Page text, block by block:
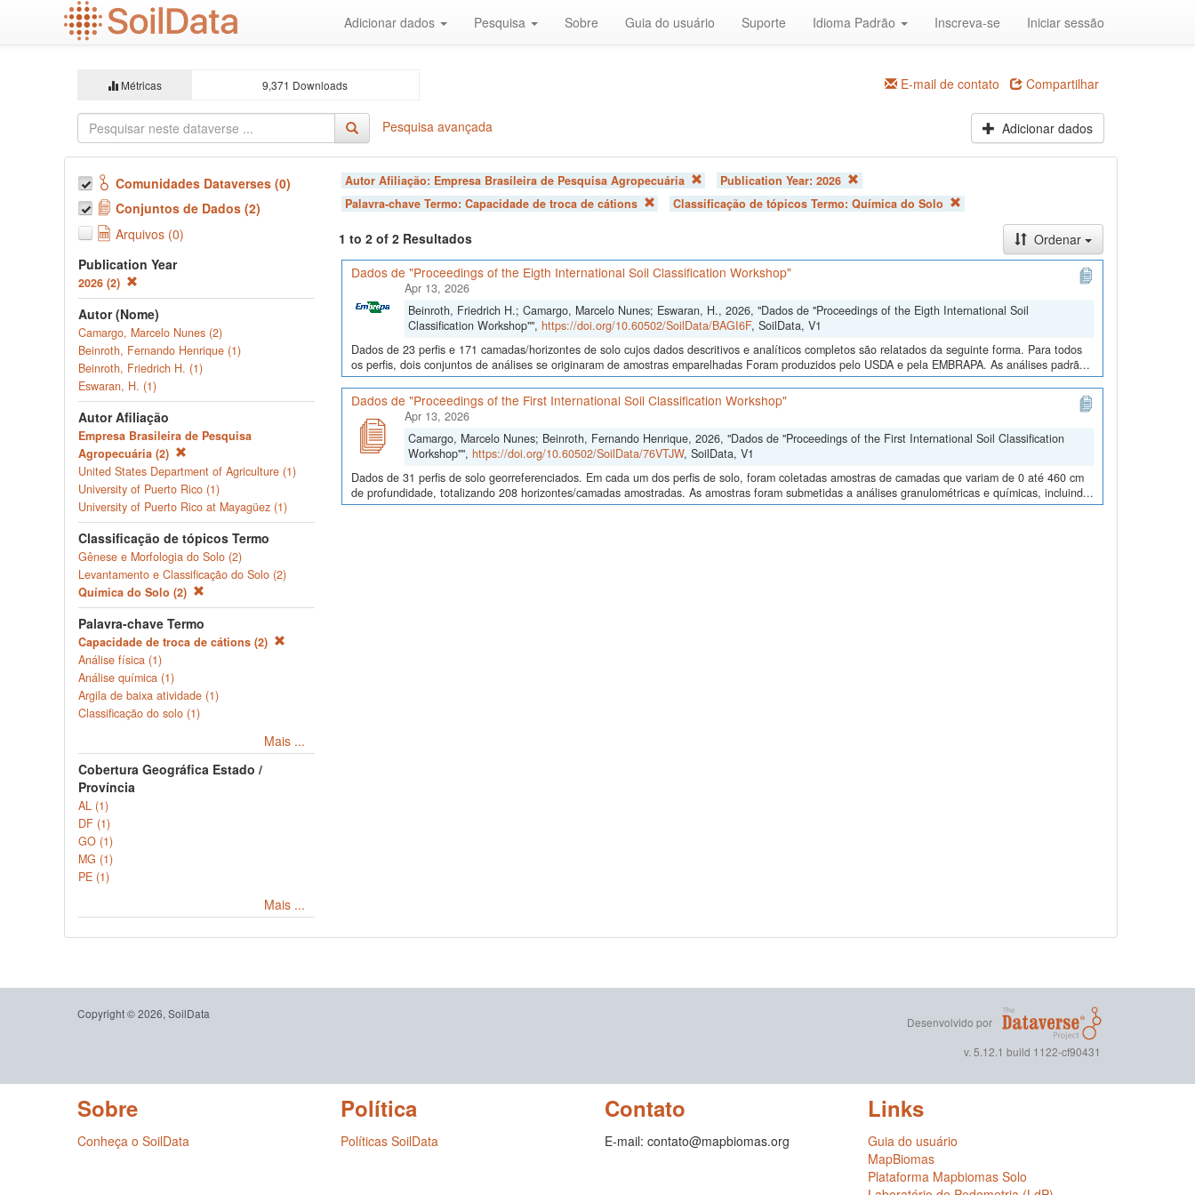
Adicionar dados Pesquisa Sobre Guia do usuário Suporte Idioma Padrão Inscreva-se Iniciar sessão
Métricas 9,371 Downloads E-mail de contato Compartilhar
Pesquisa avançada Adicionar dados
Comunidades Dataverses (0)
Conjuntos de Dados (2)
Arquivos (0)
Publication Year
2026 (2)
Autor (Nome)
Camargo, Marcelo Nunes (2)
Beinroth, Fernando Henrique (1)
Beinroth, Friedrich H. (1)
Eswaran, H. (1)
Autor Afiliação
Empresa Brasileira de Pesquisa
Agropecuária (2)
United States Department of Agriculture (1)
University of Puerto Rico (1)
University of Puerto Rico at Mayagüez (1)
Classificação de tópicos Termo
Gênese e Morfologia do Solo (2)
Levantamento e Classificação do Solo (2)
Química do Solo (2)
Palavra-chave Termo
Capacidade de troca de cátions (2)
Análise física (1)
Análise química (1)
Argila de baixa atividade (1)
Classificação do solo (1)
Mais ...
Cobertura Geográfica Estado /
Província
AL (1)
DF (1)
GO (1)
MG (1)
PE (1)
Mais ...
Autor Afiliação: Empresa Brasileira de Pesquisa Agropecuária Publication Year: 2026
Palavra-chave Termo: Capacidade de troca de cátions Classificação de tópicos Termo: Química do Solo
1 to 2 of 2 Resultados
Ordenar
Dados de "Proceedings of the Eigth International Soil Classification Workshop"
Apr 13, 2026
Beinroth, Friedrich H.; Camargo, Marcelo Nunes; Eswaran, H., 2026, "Dados de "Proceedings of the Eigth International Soil
Classification Workshop"", https://doi.org/10.60502/SoilData/BAGI6F, SoilData, V1
Dados de 23 perfis e 171 camadas/horizontes de solo cujos dados descritivos e analíticos completos são relatados da seguinte forma. Para todos
os perfis, dois conjuntos de análises se originaram de amostras emparelhadas Foram produzidos pelo USDA e pela EMBRAPA. As análises padrã...
Dados de "Proceedings of the First International Soil Classification Workshop"
Apr 13, 2026
Camargo, Marcelo Nunes; Beinroth, Fernando Henrique, 2026, "Dados de "Proceedings of the First International Soil Classification
Workshop"", https://doi.org/10.60502/SoilData/76VTJW, SoilData, V1
Dados de 31 perfis de solo georreferenciados. Em cada um dos perfis de solo, foram coletadas amostras de camadas que variam de 0 até 460 cm
de profundidade, totalizando 208 horizontes/camadas amostradas. As amostras foram submetidas a análises granulométricas e químicas, incluind...
Copyright © 2026, SoilData
Desenvolvido por
v. 5.12.1 build 1122-cf90431
Sobre
Conheça o SoilData
Política
Políticas SoilData
Contato
E-mail: contato@mapbiomas.org
Links
Guia do usuário
MapBiomas
Plataforma Mapbiomas Solo